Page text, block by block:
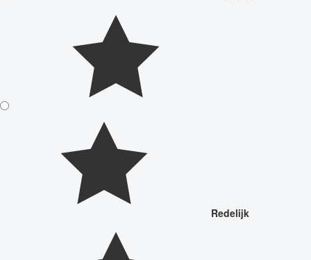
Redelijk